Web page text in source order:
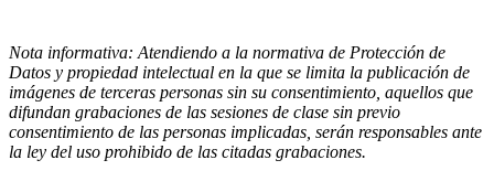
Nota informativa: Atendiendo a la normativa de Protección de
Datos y propiedad intelectual en la que se limita la publicación de
imágenes de terceras personas sin su consentimiento, aquellos que
difundan grabaciones de las sesiones de clase sin previo
consentimiento de las personas implicadas, serán responsables ante
la ley del uso prohibido de las citadas grabaciones.